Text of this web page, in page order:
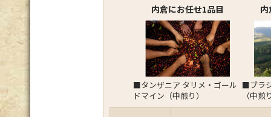
内倉にお任せ1品目
■タンザニア タリメ・ゴール
ドマイン（中煎り）
■ブラ
（中煎